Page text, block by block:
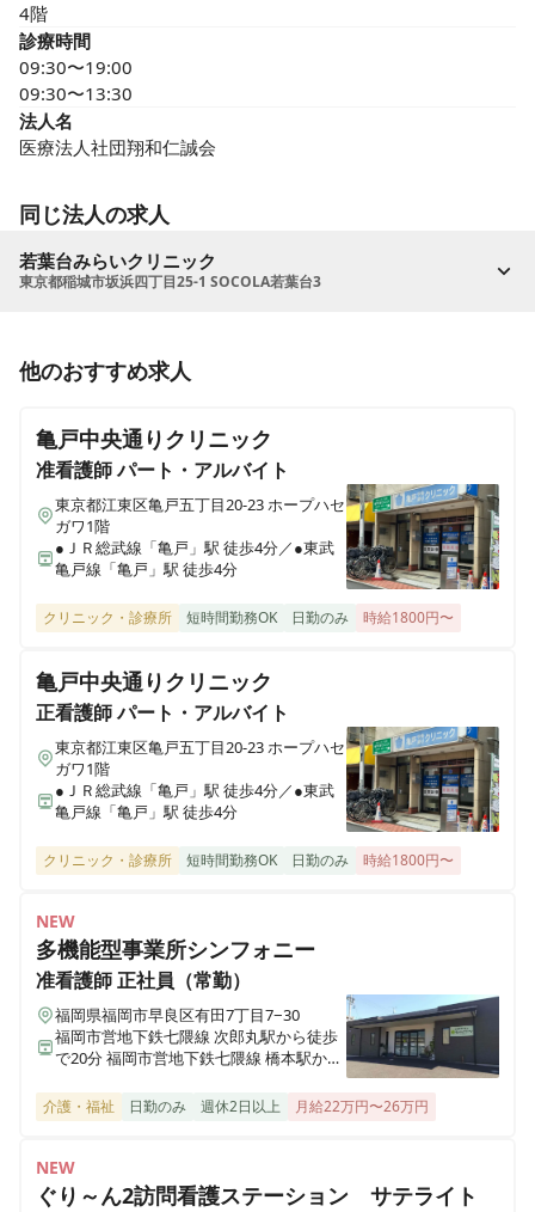
4階
診療時間
09:30〜19:00
09:30〜13:30
法人名
医療法人社団翔和仁誠会
同じ法人の求人
若葉台みらいクリニック
東京都稲城市坂浜四丁目25-1 SOCOLA若葉台3
他のおすすめ求人
亀戸中央通りクリニック
准看護師パート・アルバイト
東京都江東区亀戸五丁目20-23 ホープハセ
ガワ1階
●ＪＲ総武線「亀戸」駅 徒歩4分／●東武
亀戸線「亀戸」駅 徒歩4分
クリニック・診療所 短時間勤務OK 日勤のみ 時給1800円〜
亀戸中央通りクリニック
正看護師パート・アルバイト
東京都江東区亀戸五丁目20-23 ホープハセ
ガワ1階
●ＪＲ総武線「亀戸」駅 徒歩4分／●東武
亀戸線「亀戸」駅 徒歩4分
クリニック・診療所 短時間勤務OK 日勤のみ 時給1800円〜
NEW
多機能型事業所シンフォニー
准看護師正社員（常勤）
福岡県福岡市早良区有田7丁目7−30
福岡市営地下鉄七隈線 次郎丸駅から徒歩
で20分 福岡市営地下鉄七隈線 橋本駅から
介護・福祉 日勤のみ 週休2日以上 月給22万円〜26万円
NEW
ぐり～ん2訪問看護ステーション サテライト